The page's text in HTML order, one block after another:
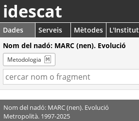
idescat
Dades Serveis Mètodes
L'Institut
Nom del nadó: MARC (nen). Evolució
Metodologia
Nom del nadó: MARC (nen). Evolució
Metropolità. 1997-2025